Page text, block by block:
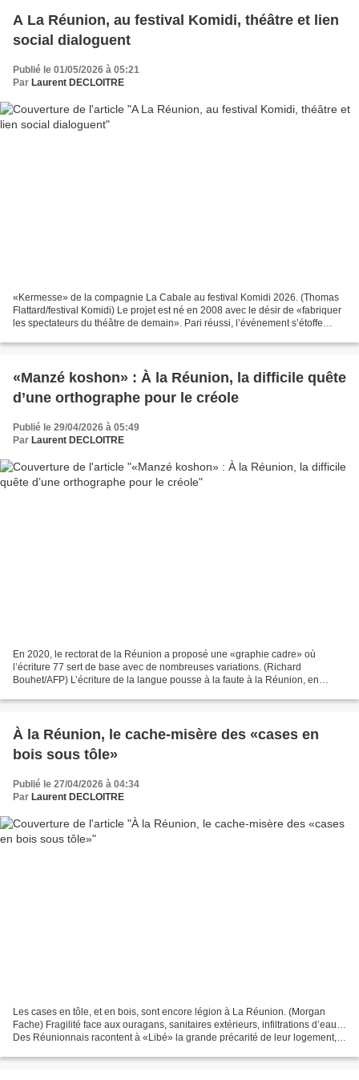
A La Réunion, au festival Komidi, théâtre et lien
social dialoguent
Publié le 01/05/2026 à 05:21
Par Laurent DECLOITRE
«Kermesse» de la compagnie La Cabale au festival Komidi 2026. (Thomas
Flattard/festival Komidi) Le projet est né en 2008 avec le désir de «fabriquer
les spectateurs du théâtre de demain». Pari réussi, l’évènement s’étoffe
«Manzé koshon» : À la Réunion, la difficile quête
d’une orthographe pour le créole
Publié le 29/04/2026 à 05:49
Par Laurent DECLOITRE
En 2020, le rectorat de la Réunion a proposé une «graphie cadre» où
l’écriture 77 sert de base avec de nombreuses variations. (Richard
Bouhet/AFP) L’écriture de la langue pousse à la faute à la Réunion, en
À la Réunion, le cache-misère des «cases en
bois sous tôle»
Publié le 27/04/2026 à 04:34
Par Laurent DECLOITRE
Les cases en tôle, et en bois, sont encore légion à La Réunion. (Morgan
Fache) Fragilité face aux ouragans, sanitaires extérieurs, infiltrations d’eau…
Des Réunionnais racontent à «Libé» la grande précarité de leur logement,